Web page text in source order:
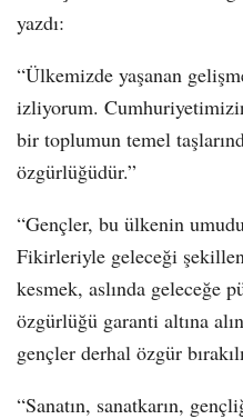
yazdı:
“Ülkemizde yaşanan
izliyorum.
bir toplumun temel
özgürlüğüdür.”
“Gençler, bu ülkenin
Fikirleriyle geleceği
kesmek, aslında geleceğe
özgürlüğü garanti altına
gençler derhal özgür
“Sanatın, sanatkarın,